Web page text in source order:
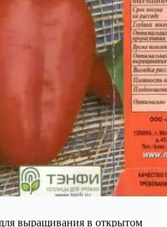
выращивания в открытом